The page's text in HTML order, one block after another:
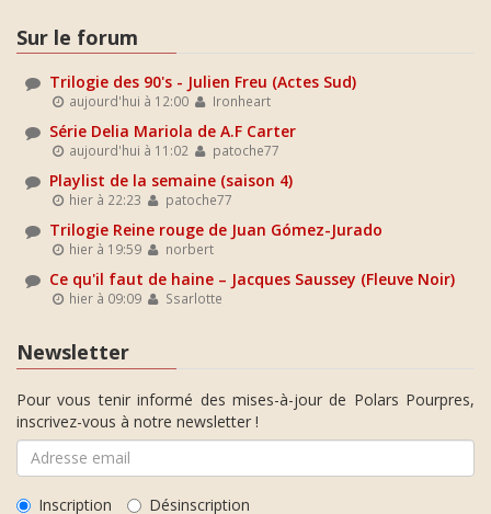
Sur le forum
Trilogie des 90's - Julien Freu (Actes Sud)
aujourd'hui à 12:00 Ironheart
Série Delia Mariola de A.F Carter
aujourd'hui à 11:02 patoche77
Playlist de la semaine (saison 4)
hier à 22:23 patoche77
Trilogie Reine rouge de Juan Gómez-Jurado
hier à 19:59 norbert
Ce qu'il faut de haine – Jacques Saussey (Fleuve Noir)
hier à 09:09 Ssarlotte
Newsletter
Pour vous tenir informé des mises-à-jour de Polars Pourpres,
inscrivez-vous à notre newsletter !
Inscription Désinscription